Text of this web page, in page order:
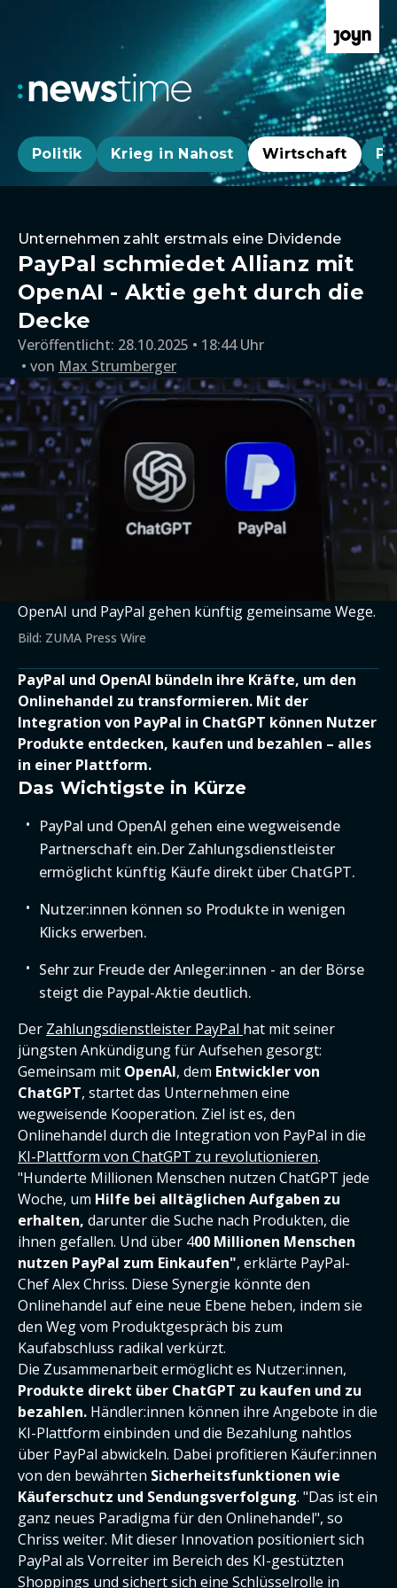
Politik Krieg in Nahost Wirtschaft
Unternehmen zahlt erstmals eine Dividende
PayPal schmiedet Allianz mit
OpenAI - Aktie geht durch die
Decke
Veröffentlicht: 28.10.2025 • 18:44 Uhr
von Max Strumberger
OpenAI und PayPal gehen künftig gemeinsame Wege.
Bild: ZUMA Press Wire
PayPal und OpenAI bündeln ihre Kräfte, um den
Onlinehandel zu transformieren. Mit der
Integration von PayPal in ChatGPT können Nutzer
Produkte entdecken, kaufen und bezahlen – alles
in einer Plattform.
Das Wichtigste in Kürze
PayPal und OpenAI gehen eine wegweisende
Partnerschaft ein.Der Zahlungsdienstleister
ermöglicht künftig Käufe direkt über ChatGPT.
Nutzer:innen können so Produkte in wenigen
Klicks erwerben.
Sehr zur Freude der Anleger:innen - an der Börse
steigt die Paypal-Aktie deutlich.
Der Zahlungsdienstleister PayPal hat mit seiner
jüngsten Ankündigung für Aufsehen gesorgt:
Gemeinsam mit OpenAI, dem Entwickler von
ChatGPT, startet das Unternehmen eine
wegweisende Kooperation. Ziel ist es, den
Onlinehandel durch die Integration von PayPal in die
KI-Plattform von ChatGPT zu revolutionieren.
"Hunderte Millionen Menschen nutzen ChatGPT jede
Woche, um Hilfe bei alltäglichen Aufgaben zu
erhalten, darunter die Suche nach Produkten, die
ihnen gefallen. Und über 400 Millionen Menschen
nutzen PayPal zum Einkaufen", erklärte PayPal-
Chef Alex Chriss. Diese Synergie könnte den
Onlinehandel auf eine neue Ebene heben, indem sie
den Weg vom Produktgespräch bis zum
Kaufabschluss radikal verkürzt.
Die Zusammenarbeit ermöglicht es Nutzer:innen,
Produkte direkt über ChatGPT zu kaufen und zu
bezahlen. Händler:innen können ihre Angebote in die
KI-Plattform einbinden und die Bezahlung nahtlos
über PayPal abwickeln. Dabei profitieren Käufer:innen
von den bewährten Sicherheitsfunktionen wie
Käuferschutz und Sendungsverfolgung. "Das ist ein
ganz neues Paradigma für den Onlinehandel", so
Chriss weiter. Mit dieser Innovation positioniert sich
PayPal als Vorreiter im Bereich des KI-gestützten
Shoppings und sichert sich eine Schlüsselrolle in